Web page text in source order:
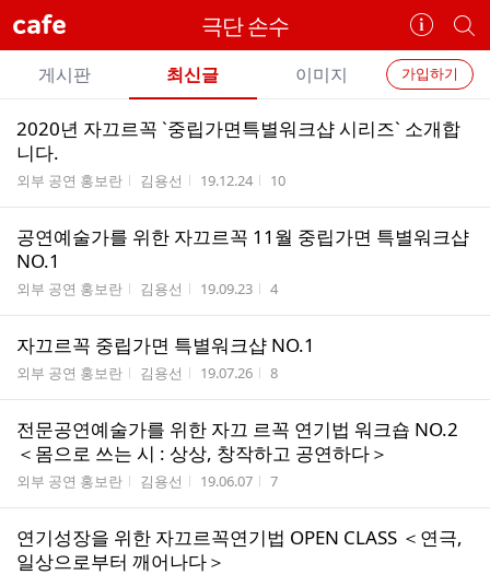
cafe 극단 손수
카
페
정
보
기
개
별
카
페
검
색
카
페
메
뉴
가입하기
게시판 최신글 이미지
전
체
글
2020년 자끄르꼭 `중립가면특별워크샵 시리즈` 소개합
니다.
게시판명
외부 공연 홍보란 작성자
김용선 작성시간
19.12.24 조회수
10
공연예술가를 위한 자끄르꼭 11월 중립가면 특별워크샵
NO.1
게시판명
외부 공연 홍보란 작성자
김용선 작성시간
19.09.23 조회수
4
자끄르꼭 중립가면 특별워크샵 NO.1
게시판명
외부 공연 홍보란 작성자
김용선 작성시간
19.07.26 조회수
8
전문공연예술가를 위한 자끄 르꼭 연기법 워크숍 NO.2
＜몸으로 쓰는 시 : 상상, 창작하고 공연하다＞
게시판명
외부 공연 홍보란 작성자
김용선 작성시간
19.06.07 조회수
7
연기성장을 위한 자끄르꼭연기법 OPEN CLASS ＜연극,
일상으로부터 깨어나다＞